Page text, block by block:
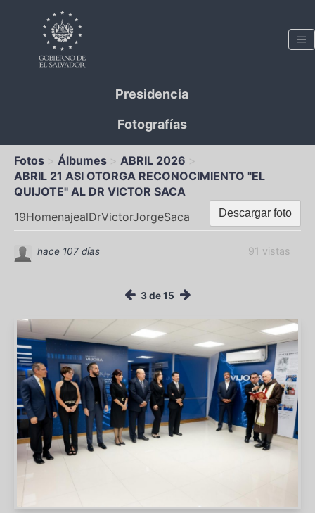
Presidencia
Fotografías
Fotos Álbumes
ABRIL 2026
ABRIL 21 ASI OTORGA RECONOCIMIENTO "EL
QUIJOTE" AL DR VICTOR SACA
Descargar foto
19HomenajealDrVictorJorgeSaca
91 vistas
hace 107 días
3 de 15